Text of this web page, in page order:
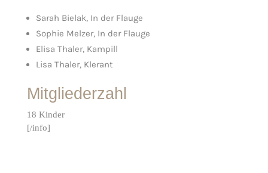
Sarah Bielak, In der Flauge
Sophie Melzer, In der Flauge
Elisa Thaler, Kampill
Lisa Thaler, Klerant
Mitgliederzahl
18 Kinder
[/info]